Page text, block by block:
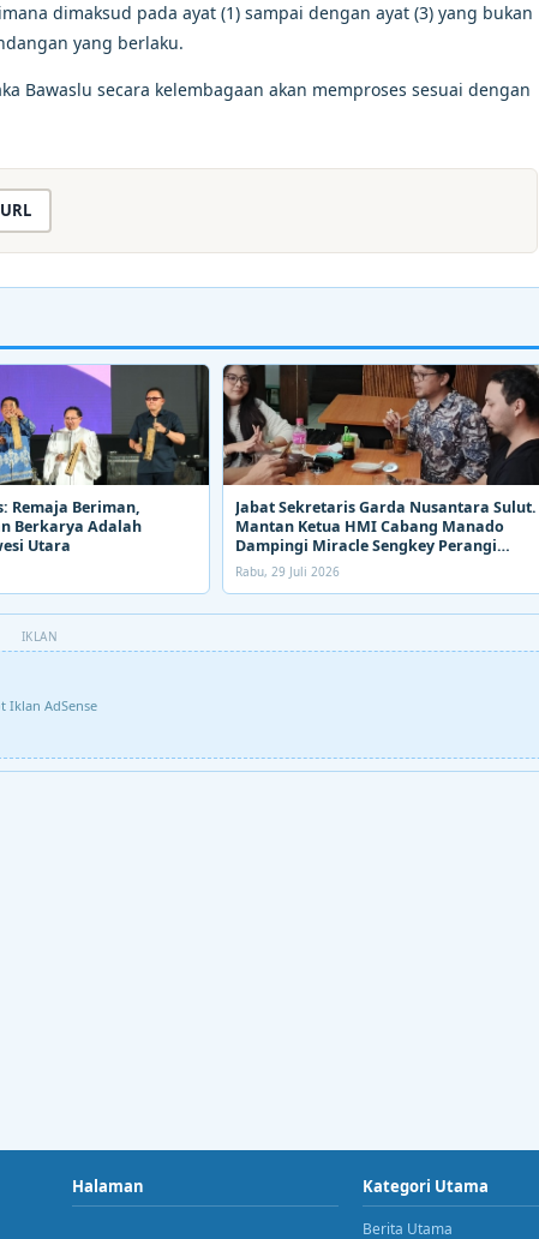
dimaksud pada ayat (1) sampai dengan ayat (3) yang bukan
yang berlaku.
Bawaslu secara kelembagaan akan memproses sesuai dengan
Remaja Beriman,
Berkarya Adalah
Utara
Jabat Sekretaris Garda Nusantara Sulut.
Mantan Ketua HMI Cabang Manado
Dampingi Miracle Sengkey Perangi
Narkoba
Rabu, 29 Juli 2026
IKLAN
Iklan AdSense
Halaman Kategori Utama
Berita Utama